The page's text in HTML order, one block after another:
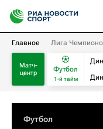
Главное Лига
Матч-
центр
Футбол
1-й тайм
Футбол